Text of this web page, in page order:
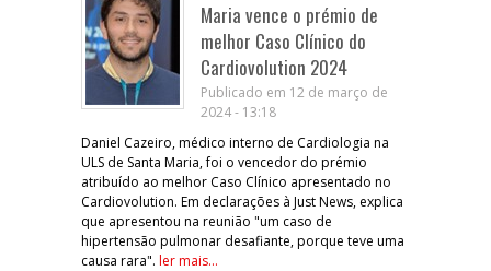
Maria vence o prémio de
melhor Caso Clínico do
Cardiovolution 2024
Publicado em 12 de março de
2024 - 13:18
Daniel Cazeiro, médico interno de Cardiologia na
ULS de Santa Maria, foi o vencedor do prémio
atribuído ao melhor Caso Clínico apresentado no
Cardiovolution. Em declarações à Just News, explica
que apresentou na reunião "um caso de
hipertensão pulmonar desafiante, porque teve uma
causa rara". ler mais...